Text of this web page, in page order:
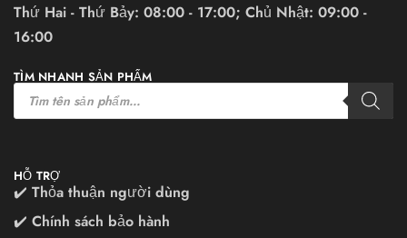
Thứ Hai - Thứ Bảy: 08:00 - 17:00; Chủ Nhật: 09:00 -
16:00
TÌM NHANH SẢN PHẨM
HỖ TRỢ
✔️ Thỏa thuận người dùng
✔️ Chính sách bảo hành